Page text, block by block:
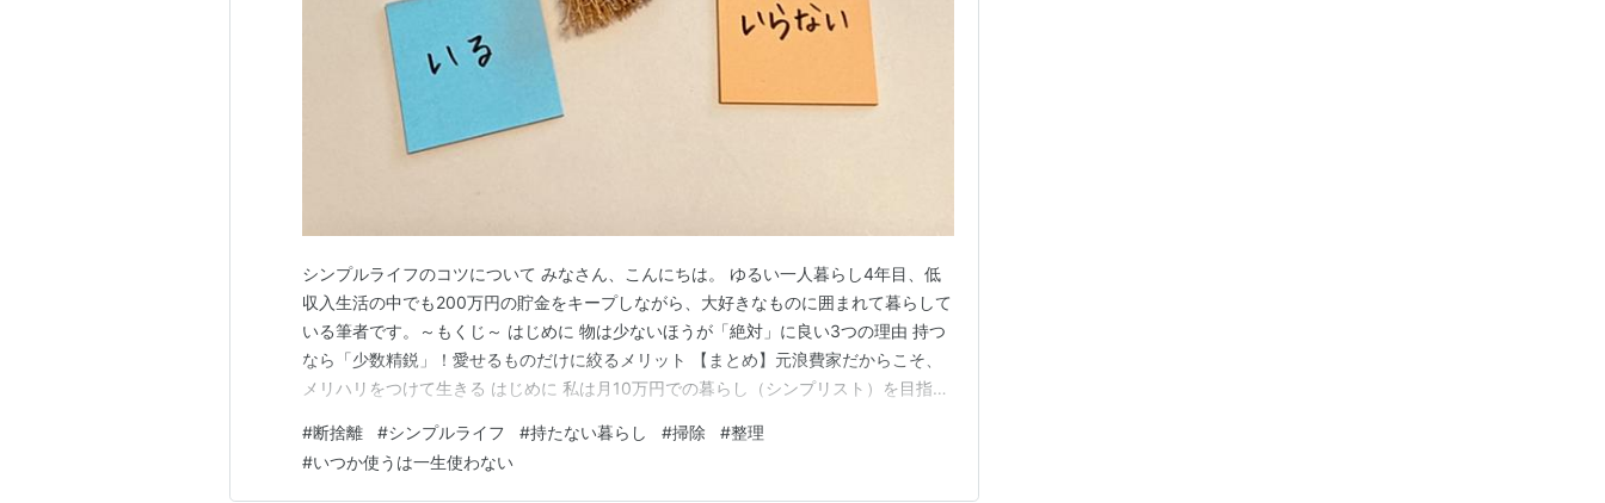
シンプルライフのコツについて みなさん、こんにちは。 ゆるい一人暮らし4年目、低
収入生活の中でも200万円の貯金をキープしながら、大好きなものに囲まれて暮らして
いる筆者です。～もくじ～ はじめに 物は少ないほうが「絶対」に良い3つの理由 持つ
なら「少数精鋭」！愛せるものだけに絞るメリット 【まとめ】元浪費家だからこそ、
メリハリをつけて生きる はじめに 私は月10万円での暮らし（シンプリスト）を目指
り、たまに爆買いしてしまうこともあります。そんな私が、日々生活する中で身に染み
て感じていることがあります。 それは、「基本…
#断捨離 #シンプルライフ #持たない暮らし #掃除 #整理
#いつか使うは一生使わない